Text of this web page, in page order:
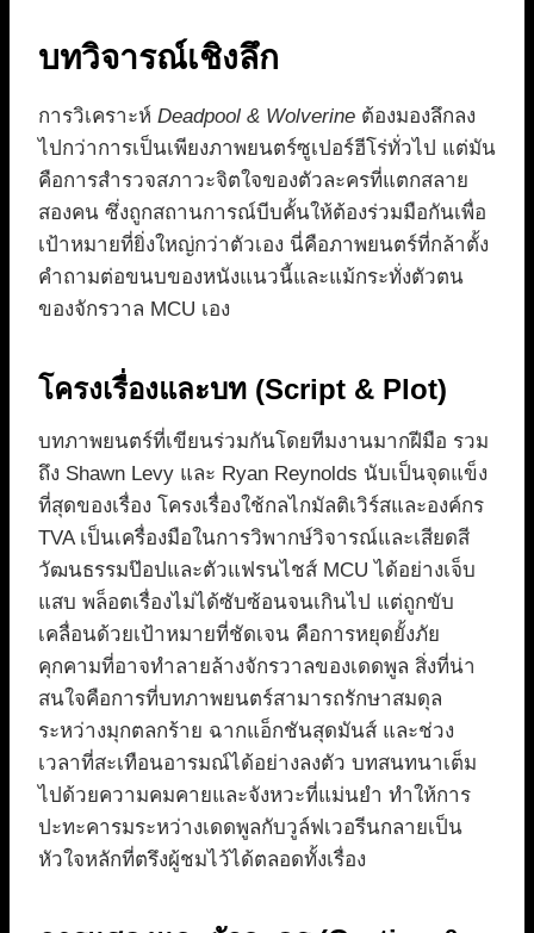
บทวิจารณ์เชิงลึก
การวิเคราะห์ Deadpool & Wolverine ต้องมองลึกลง
ไปกว่าการเป็นเพียงภาพยนตร์ซูเปอร์ฮีโร่ทั่วไป แต่มัน
คือการสำรวจสภาวะจิตใจของตัวละครที่แตกสลาย
สองคน ซึ่งถูกสถานการณ์บีบคั้นให้ต้องร่วมมือกันเพื่อ
เป้าหมายที่ยิ่งใหญ่กว่าตัวเอง นี่คือภาพยนตร์ที่กล้าตั้ง
คำถามต่อขนบของหนังแนวนี้และแม้กระทั่งตัวตน
ของจักรวาล MCU เอง
โครงเรื่องและบท (Script & Plot)
บทภาพยนตร์ที่เขียนร่วมกันโดยทีมงานมากฝีมือ รวม
ถึง Shawn Levy และ Ryan Reynolds นับเป็นจุดแข็ง
ที่สุดของเรื่อง โครงเรื่องใช้กลไกมัลติเวิร์สและองค์กร
TVA เป็นเครื่องมือในการวิพากษ์วิจารณ์และเสียดสี
วัฒนธรรมป๊อปและตัวแฟรนไชส์ MCU ได้อย่างเจ็บ
แสบ พล็อตเรื่องไม่ได้ซับซ้อนจนเกินไป แต่ถูกขับ
เคลื่อนด้วยเป้าหมายที่ชัดเจน คือการหยุดยั้งภัย
คุกคามที่อาจทำลายล้างจักรวาลของเดดพูล สิ่งที่น่า
สนใจคือการที่บทภาพยนตร์สามารถรักษาสมดุล
ระหว่างมุกตลกร้าย ฉากแอ็กชันสุดมันส์ และช่วง
เวลาที่สะเทือนอารมณ์ได้อย่างลงตัว บทสนทนาเต็ม
ไปด้วยความคมคายและจังหวะที่แม่นยำ ทำให้การ
ปะทะคารมระหว่างเดดพูลกับวูล์ฟเวอรีนกลายเป็น
หัวใจหลักที่ตรึงผู้ชมไว้ได้ตลอดทั้งเรื่อง